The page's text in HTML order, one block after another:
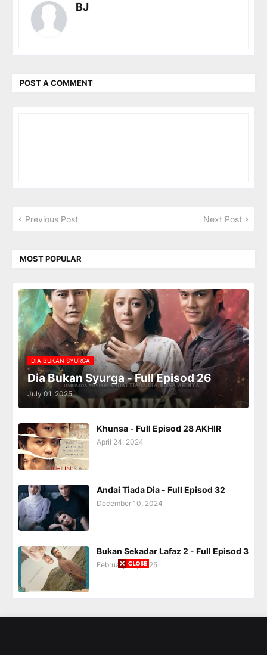
BJ
POST A COMMENT
Previous Post Next Post
MOST POPULAR
DIA BUKAN SYURGA
Dia Bukan Syurga - Full Episod 26
July 01, 2025
Khunsa - Full Episod 28 AKHIR
April 24, 2024
Andai Tiada Dia - Full Episod 32
December 10, 2024
Bukan Sekadar Lafaz 2 - Full Episod 3
February 28, 2025